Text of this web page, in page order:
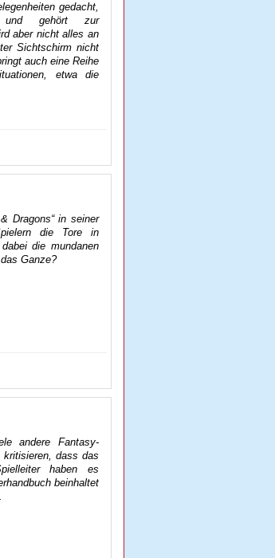
gedacht,
und gehört zur
aber nicht alles an
Sichtschirm nicht
auch eine Reihe
etwa die
Dragons“ in seiner
die Tore in
die mundanen
Ganze?
andere Fantasy-
dass das
haben es
beinhaltet